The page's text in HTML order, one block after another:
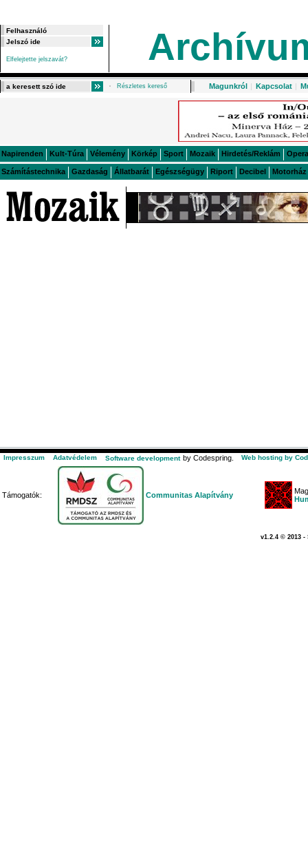
Elfelejtette jelszavát?
Részletes kereső Magunkról | Kapcsolat |
Napirenden Kult-Túra Vélemény Körkép Sport Mozaik Hirdetés/Reklám Opera
Számítástechnika Gazdaság Állatbarát Egészségügy Riport Decibel Motorház
Impresszum Adatvédelem Software development by Codespring. Web hosting by
Támogatók: Communitas Alapítvány
v1.2.4 © 2013